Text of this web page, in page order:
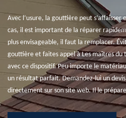
Avec l’usure, la gouttière peut s’affaisser
cas, il est important de la réparer
plus envisageable, il faut la remplacer.
gouttière et faites appel à Les maîtres du
avec ce dispositif. Peu importe le
un résultat parfait. Demandez-lui un
directement sur son site web. Il le